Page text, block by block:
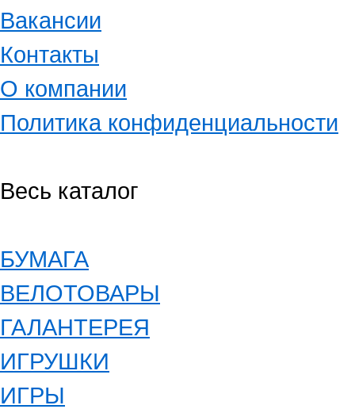
Вакансии
Контакты
О компании
Политика конфиденциальности
Весь каталог
БУМАГА
ВЕЛОТОВАРЫ
ГАЛАНТЕРЕЯ
ИГРУШКИ
ИГРЫ